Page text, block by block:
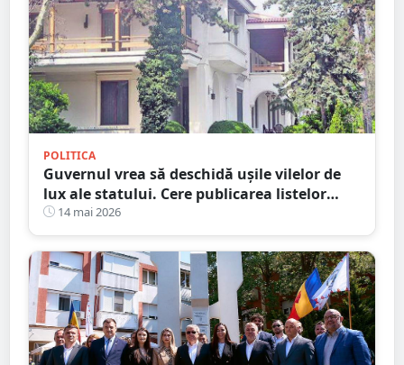
POLITICA
Guvernul vrea să deschidă ușile vilelor de
lux ale statului. Cere publicarea listelor
complete cu beneficiarii și imobilele de
protocol
14 mai 2026